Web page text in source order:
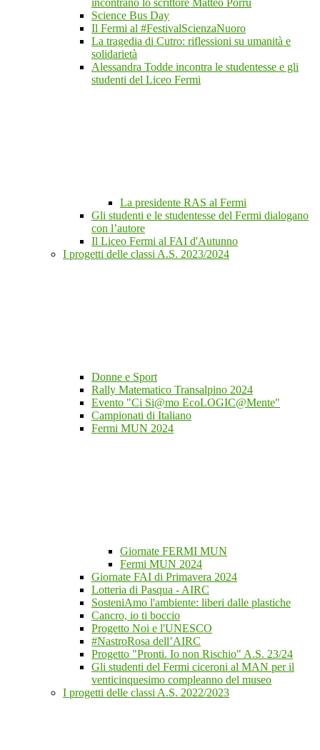
incontrano lo scrittore Matteo Porru
Science Bus Day
Il Fermi al #FestivalScienzaNuoro
La tragedia di Cutro: riflessioni su umanità e
solidarietà
Alessandra Todde incontra le studentesse e gli
studenti del Liceo Fermi
La presidente RAS al Fermi
Gli studenti e le studentesse del Fermi dialogano
con l’autore
Il Liceo Fermi al FAI d'Autunno
I progetti delle classi A.S. 2023/2024
Donne e Sport
Rally Matematico Transalpino 2024
Evento "Ci Si@mo EcoLOGIC@Mente"
Campionati di Italiano
Fermi MUN 2024
Giornate FERMI MUN
Fermi MUN 2024
Giornate FAI di Primavera 2024
Lotteria di Pasqua - AIRC
SosteniAmo l'ambiente: liberi dalle plastiche
Cancro, io ti boccio
Progetto Noi e l'UNESCO
#NastroRosa dell’AIRC
Progetto "Pronti. Io non Rischio" A.S. 23/24
Gli studenti del Fermi ciceroni al MAN per il
venticinquesimo compleanno del museo
I progetti delle classi A.S. 2022/2023